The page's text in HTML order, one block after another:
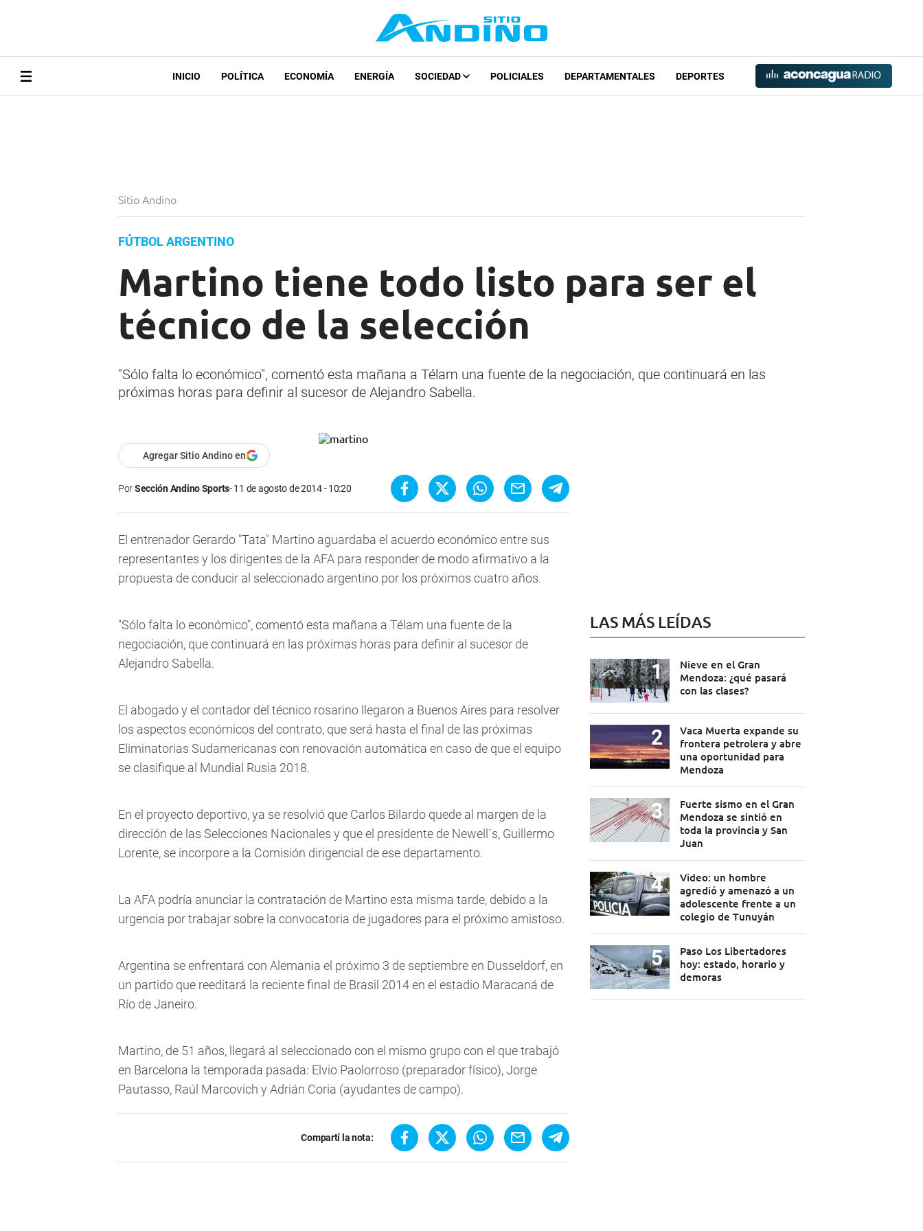
INICIO POLÍTICA ECONOMÍA ENERGÍA SOCIEDAD POLICIALES DEPARTAMENTALES DEPORTES
Sitio Andino
FÚTBOL ARGENTINO
Martino tiene todo listo para ser el
técnico de la selección
"Sólo falta lo económico", comentó esta mañana a Télam una fuente de la negociación, que continuará en las
próximas horas para definir al sucesor de Alejandro Sabella.
Agregar Sitio Andino en
PorSección Andino Sports 11 de agosto de 2014 - 10:20
El entrenador Gerardo "Tata" Martino aguardaba el acuerdo económico entre sus
representantes y los dirigentes de la AFA para responder de modo afirmativo a la
propuesta de conducir al seleccionado argentino por los próximos cuatro años.
"Sólo falta lo económico", comentó esta mañana a Télam una fuente de la
negociación, que continuará en las próximas horas para definir al sucesor de
Alejandro Sabella.
El abogado y el contador del técnico rosarino llegaron a Buenos Aires para resolver
los aspectos económicos del contrato, que será hasta el final de las próximas
Eliminatorias Sudamericanas con renovación automática en caso de que el equipo
se clasifique al Mundial Rusia 2018.
En el proyecto deportivo, ya se resolvió que Carlos Bilardo quede al margen de la
dirección de las Selecciones Nacionales y que el presidente de Newell`s, Guillermo
Lorente, se incorpore a la Comisión dirigencial de ese departamento.
La AFA podría anunciar la contratación de Martino esta misma tarde, debido a la
urgencia por trabajar sobre la convocatoria de jugadores para el próximo amistoso.
Argentina se enfrentará con Alemania el próximo 3 de septiembre en Dusseldorf, en
un partido que reeditará la reciente final de Brasil 2014 en el estadio Maracaná de
Río de Janeiro.
Martino, de 51 años, llegará al seleccionado con el mismo grupo con el que trabajó
en Barcelona la temporada pasada: Elvio Paolorroso (preparador físico), Jorge
Pautasso, Raúl Marcovich y Adrián Coria (ayudantes de campo).
Compartí la nota:
LAS MÁS LEÍDAS
Nieve en el Gran
Mendoza: ¿qué pasará
con las clases?
Vaca Muerta expande su
frontera petrolera y abre
una oportunidad para
Mendoza
Fuerte sismo en el Gran
Mendoza se sintió en
toda la provincia y San
Juan
Video: un hombre
agredió y amenazó a un
adolescente frente a un
colegio de Tunuyán
Paso Los Libertadores
hoy: estado, horario y
demoras